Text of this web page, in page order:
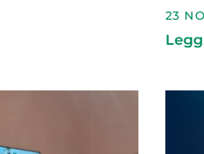
23